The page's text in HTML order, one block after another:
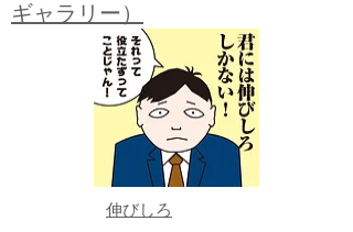
ギャラリー）
伸びしろ